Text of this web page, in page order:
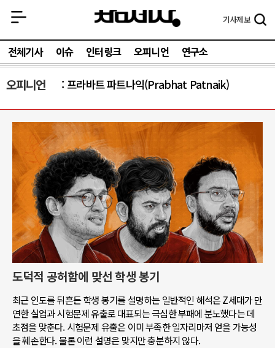
기사제보
전체기사 이슈 인터링크 오피니언 연구소
오피니언 프라바트 파트나익(Prabhat Patnaik)
도덕적 공허함에 맞선 학생 봉기
최근 인도를 뒤흔든 학생 봉기를 설명하는 일반적인 해석은 Z세대가 만
연한 실업과 시험문제 유출로 대표되는 극심한 부패에 분노했다는 데
초점을 맞춘다. 시험문제 유출은 이미 부족한 일자리마저 얻을 가능성
을 훼손한다. 물론 이런 설명은 맞지만 충분하지 않다.